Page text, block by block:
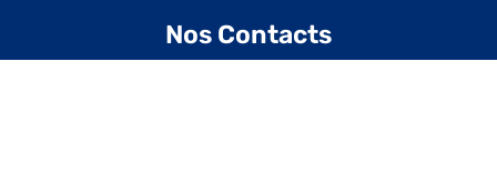
Nos Contacts